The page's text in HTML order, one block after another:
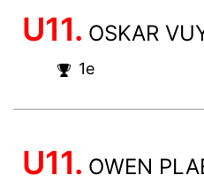
U11. OSKAR
1e
U11. OWEN